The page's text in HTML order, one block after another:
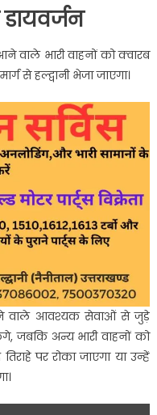
वाले भारी वाहनों को क्वारब
से हल्द्वानी भेजा जाएगा।
जाने वाले आवश्यक सेवाओं से जुड़े
जबकि अन्य भारी वाहनों को
पर रोका जाएगा या उन्हें